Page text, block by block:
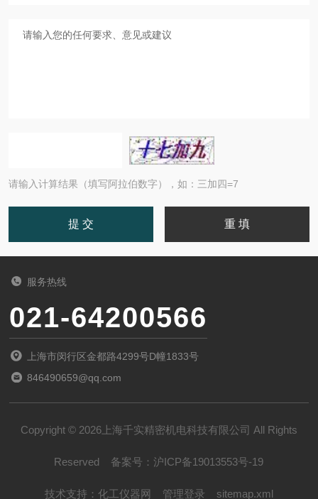
请输入计算结果（填写阿拉伯数字），如：三加四=7
服务热线
021-64200566
上海市闵行区金都路4299号D幢1833号
846490659@qq.com
Copyright © 2026上海千实精密机电科技有限公司 All Rights
Reserved 备案号： 沪ICP备19013553号-19
技术支持： 化工仪器网 管理登录 sitemap.xml